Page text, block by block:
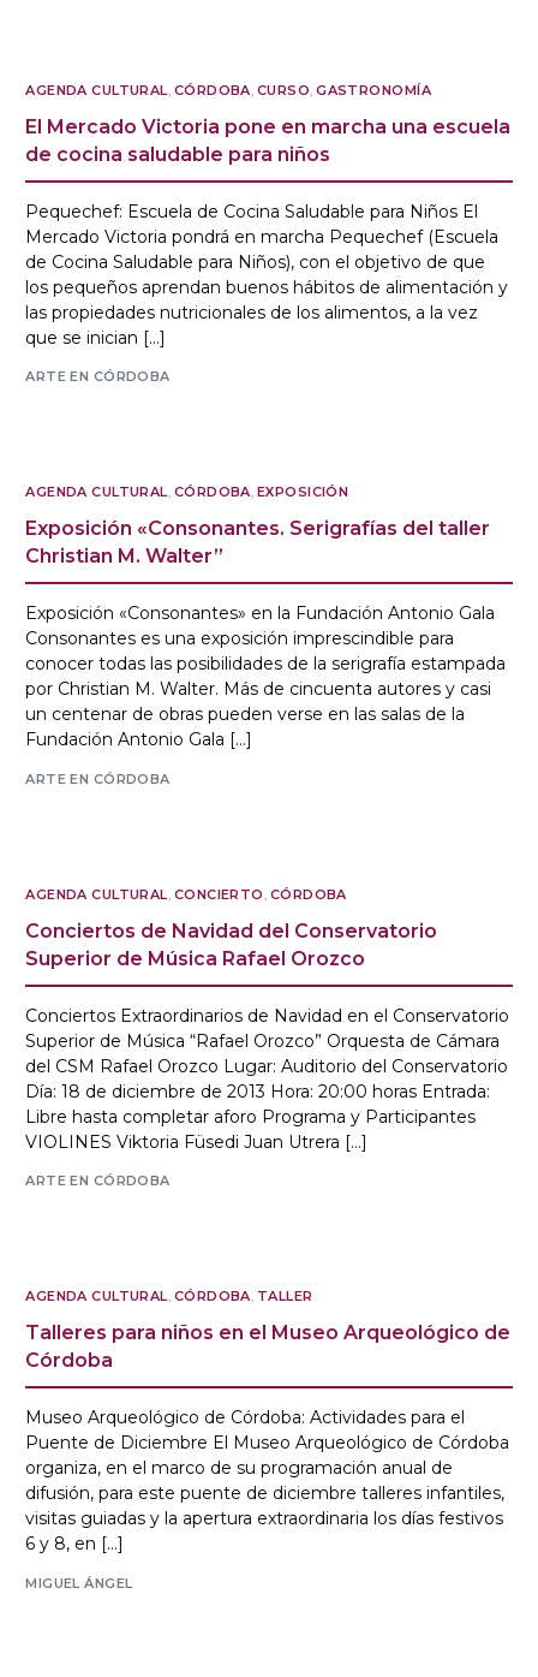
AGENDA CULTURAL CÓRDOBA CURSO ,GASTRONOMÍA
El Mercado Victoria pone en marcha una escuela
de cocina saludable para niños
Pequechef: Escuela de Cocina Saludable para Niños El
Mercado Victoria pondrá en marcha Pequechef (Escuela
de Cocina Saludable para Niños), con el objetivo de que
los pequeños aprendan buenos hábitos de alimentación y
las propiedades nutricionales de los alimentos, a la vez
que se inician […]
ARTE EN CÓRDOBA
AGENDA CULTURAL, CÓRDOBA, EXPOSICIÓN
Exposición «Consonantes. Serigrafías del taller
Christian M. Walter”
Exposición «Consonantes» en la Fundación Antonio Gala
Consonantes es una exposición imprescindible para
conocer todas las posibilidades de la serigrafía estampada
por Christian M. Walter. Más de cincuenta autores y casi
un centenar de obras pueden verse en las salas de la
Fundación Antonio Gala […]
ARTE EN CÓRDOBA
AGENDA CULTURAL CONCIERTO CÓRDOBA
Conciertos de Navidad del Conservatorio
Superior de Música Rafael Orozco
Conciertos Extraordinarios de Navidad en el Conservatorio
Superior de Música “Rafael Orozco” Orquesta de Cámara
del CSM Rafael Orozco Lugar: Auditorio del Conservatorio
Día: 18 de diciembre de 2013 Hora: 20:00 horas Entrada:
Libre hasta completar aforo Programa y Participantes
VIOLINES Viktoria Füsedi Juan Utrera […]
ARTE EN CÓRDOBA
AGENDA CULTURAL, CÓRDOBA, TALLER
Talleres para niños en el Museo Arqueológico de
Córdoba
Museo Arqueológico de Córdoba: Actividades para el
Puente de Diciembre El Museo Arqueológico de Córdoba
organiza, en el marco de su programación anual de
difusión, para este puente de diciembre talleres infantiles,
visitas guiadas y la apertura extraordinaria los días festivos
6 y 8, en […]
MIGUEL ÁNGEL